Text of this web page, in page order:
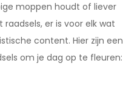
moppen houdt of liever
er is voor elk wat
content. Hier zijn een
om je dag op te fleuren: